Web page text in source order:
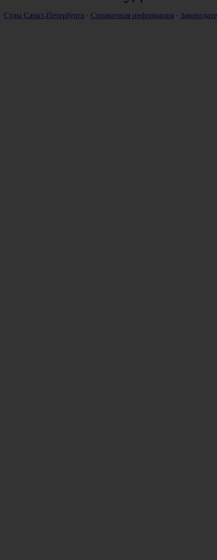
Суды Санкт-Петербурга · Справочная информация ·